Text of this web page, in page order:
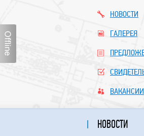
НОВОСТИ
ГАЛЕРЕЯ
ВАКАНСИИ
НОВОСТИ